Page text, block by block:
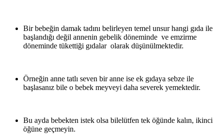
Bir bebeğin damak tadını belirleyen temel unsur hangi gıda ile
başlandığı değil annenin gebelik döneminde ve emzirme
döneminde tükettiği gıdalar olarak düşünülmektedir.
Örneğin anne tatlı seven bir anne ise ek gıdaya sebze ile
başlasanız bile o bebek meyveyi daha severek yemektedir.
Bu ayda bebekten istek olsa bilelütfen tek öğünde kalın, ikinci
öğüne geçmeyin.